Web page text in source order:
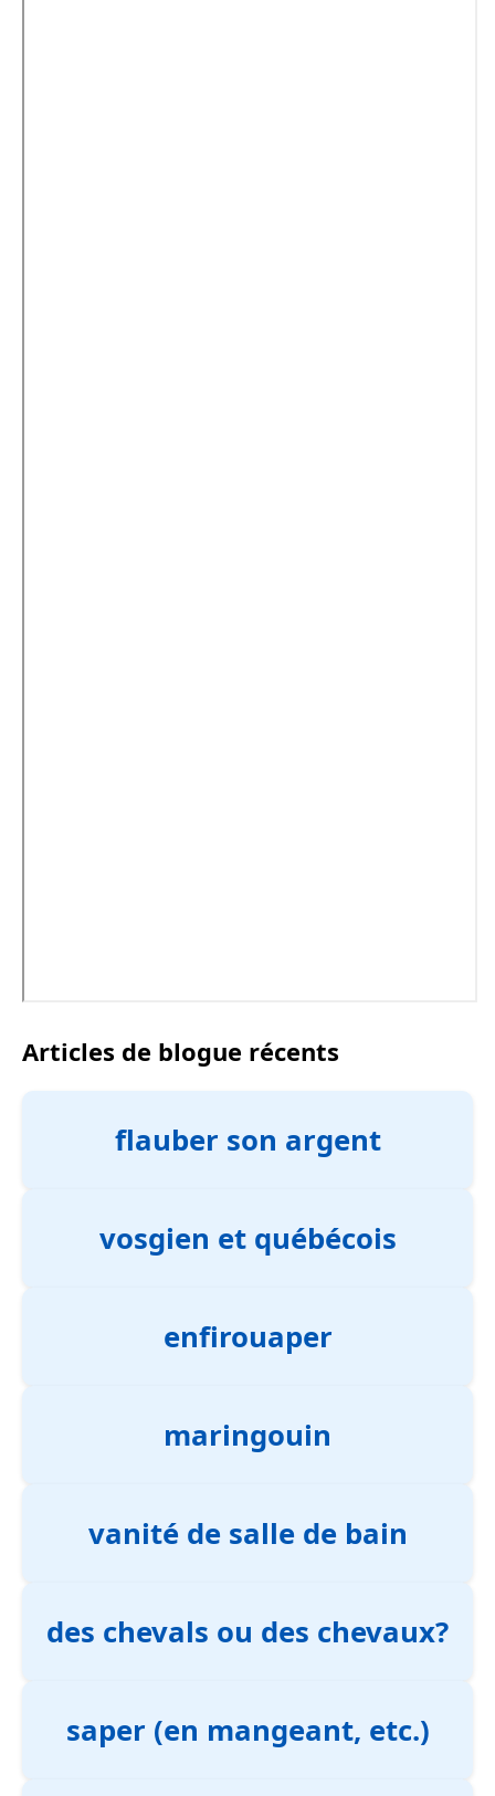
Articles de blogue récents
flauber son argent
vosgien et québécois
enfirouaper
maringouin
vanité de salle de bain
des chevals ou des chevaux?
saper (en mangeant, etc.)